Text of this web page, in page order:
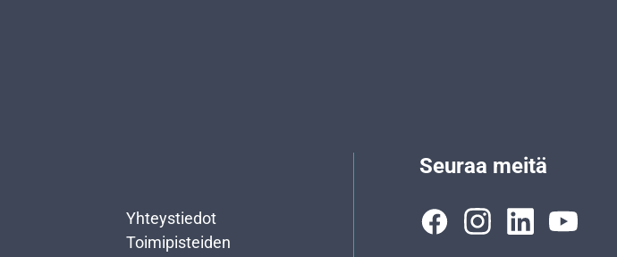
Yhteystiedot
Toimipisteiden
Seuraa meitä